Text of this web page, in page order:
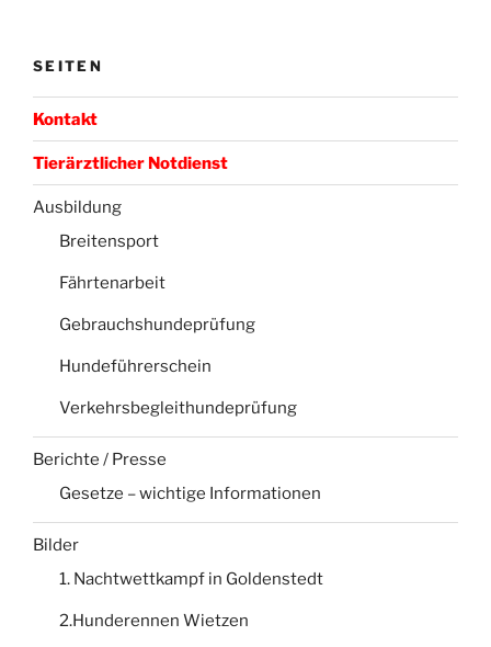
SEITEN
Kontakt
Tierärztlicher Notdienst
Ausbildung
Breitensport
Fährtenarbeit
Gebrauchshundeprüfung
Hundeführerschein
Verkehrsbegleithundeprüfung
Berichte / Presse
Gesetze – wichtige Informationen
Bilder
1. Nachtwettkampf in Goldenstedt
2.Hunderennen Wietzen